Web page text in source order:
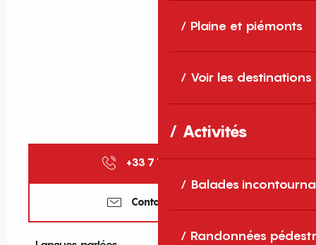
Plaine et piémonts
Voir les destinations
Activités
Balades
Randonnées
+33 7 71 89 16▒▒
Contactez-nous